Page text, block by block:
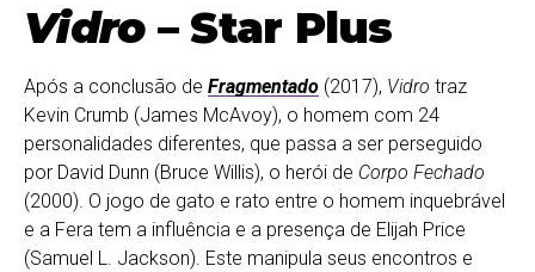
Vidro – Star Plus
Após a conclusão de Fragmentado (2017), Vidro traz
Kevin Crumb (James McAvoy), o homem com 24
personalidades diferentes, que passa a ser perseguido
por David Dunn (Bruce Willis), o herói de Corpo Fechado
(2000). O jogo de gato e rato entre o homem inquebrável
e a Fera tem a influência e a presença de Elijah Price
(Samuel L. Jackson). Este manipula seus encontros e